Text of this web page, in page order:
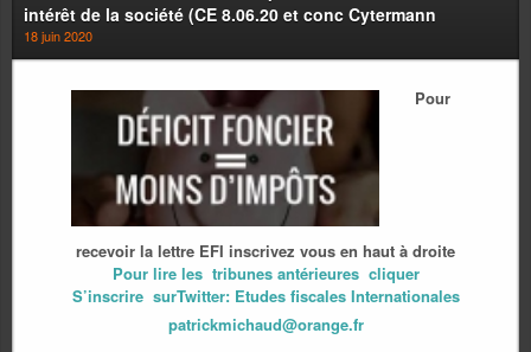
intérêt de la société (CE 8.06.20 et conc Cytermann
18 juin 2020
Pour
recevoir la lettre EFI inscrivez vous en haut à droite
Pour lire les tribunes antérieures cliquer
S’inscrire surTwitter: Etudes fiscales Internationales
patrickmichaud@orange.fr